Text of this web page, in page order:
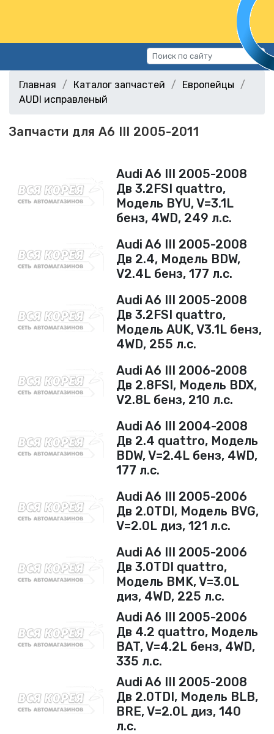
Каталог запчастей
г.Волгоград, ул.Казахская, 11
+7 (906) 172-16-31
г.Волгоград, ул. Рокоссовского,
38Г (Центр)
+7 (961) 682-84-90
(Дзержинский)
+7 (960) 894-25-57
ул. Козловская, 37А
+7 906 172 16 36
@vsykorea34
+7 (8442) 60-18-58
+7 (8442) 60-93-83
+7 (906) 172-16-33
Главная Каталог запчастей
Европейцы
AUDI исправленый
Запчасти для A6 III 2005-2011
Audi A6 III 2005-2008
Дв 3.2FSI quattro,
Модель BYU, V=3.1L
бенз, 4WD, 249 л.с.
Audi A6 III 2005-2008
Дв 2.4, Модель BDW,
V2.4L бенз, 177 л.с.
Audi A6 III 2005-2008
Дв 3.2FSI quattro,
Модель AUK, V3.1L бенз,
4WD, 255 л.с.
Audi A6 III 2006-2008
Дв 2.8FSI, Модель BDX,
V2.8L бенз, 210 л.с.
Audi A6 III 2004-2008
Дв 2.4 quattro, Модель
BDW, V=2.4L бенз, 4WD,
177 л.с.
Audi A6 III 2005-2006
Дв 2.0TDI, Модель BVG,
V=2.0L диз, 121 л.с.
Audi A6 III 2005-2006
Дв 3.0TDI quattro,
Модель BMK, V=3.0L
диз, 4WD, 225 л.с.
Audi A6 III 2005-2006
Дв 4.2 quattro, Модель
BAT, V=4.2L бенз, 4WD,
335 л.с.
Audi A6 III 2005-2008
Дв 2.0TDI, Модель BLB,
BRE, V=2.0L диз, 140
л.с.